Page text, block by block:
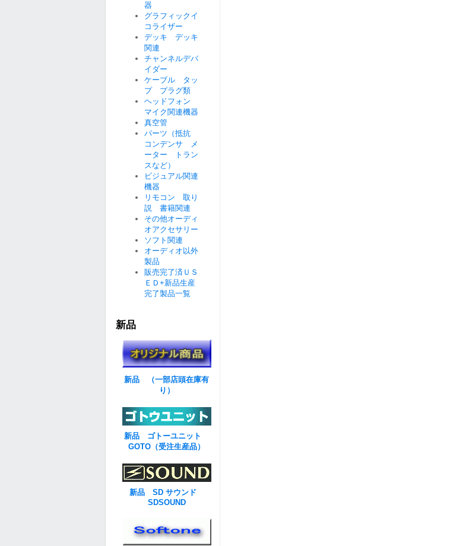
器
グラフィックイ
コライザー
デッキ デッキ
関連
チャンネルデバ
イダー
ケーブル タッ
プ プラグ類
ヘッドフォン
マイク関連機器
真空管
パーツ（抵抗
コンデンサ メ
ーター トラン
スなど）
ビジュアル関連
機器
リモコン 取り
説 書籍関連
その他オーディ
オアクセサリー
ソフト関連
オーディオ以外
製品
販売完了済ＵＳ
ＥＤ+新品生産
完了製品一覧
新品
新品 （一部店頭在庫有
り）
新品 ゴトーユニット
GOTO（受注生産品）
新品 SD サウンド
SDSOUND